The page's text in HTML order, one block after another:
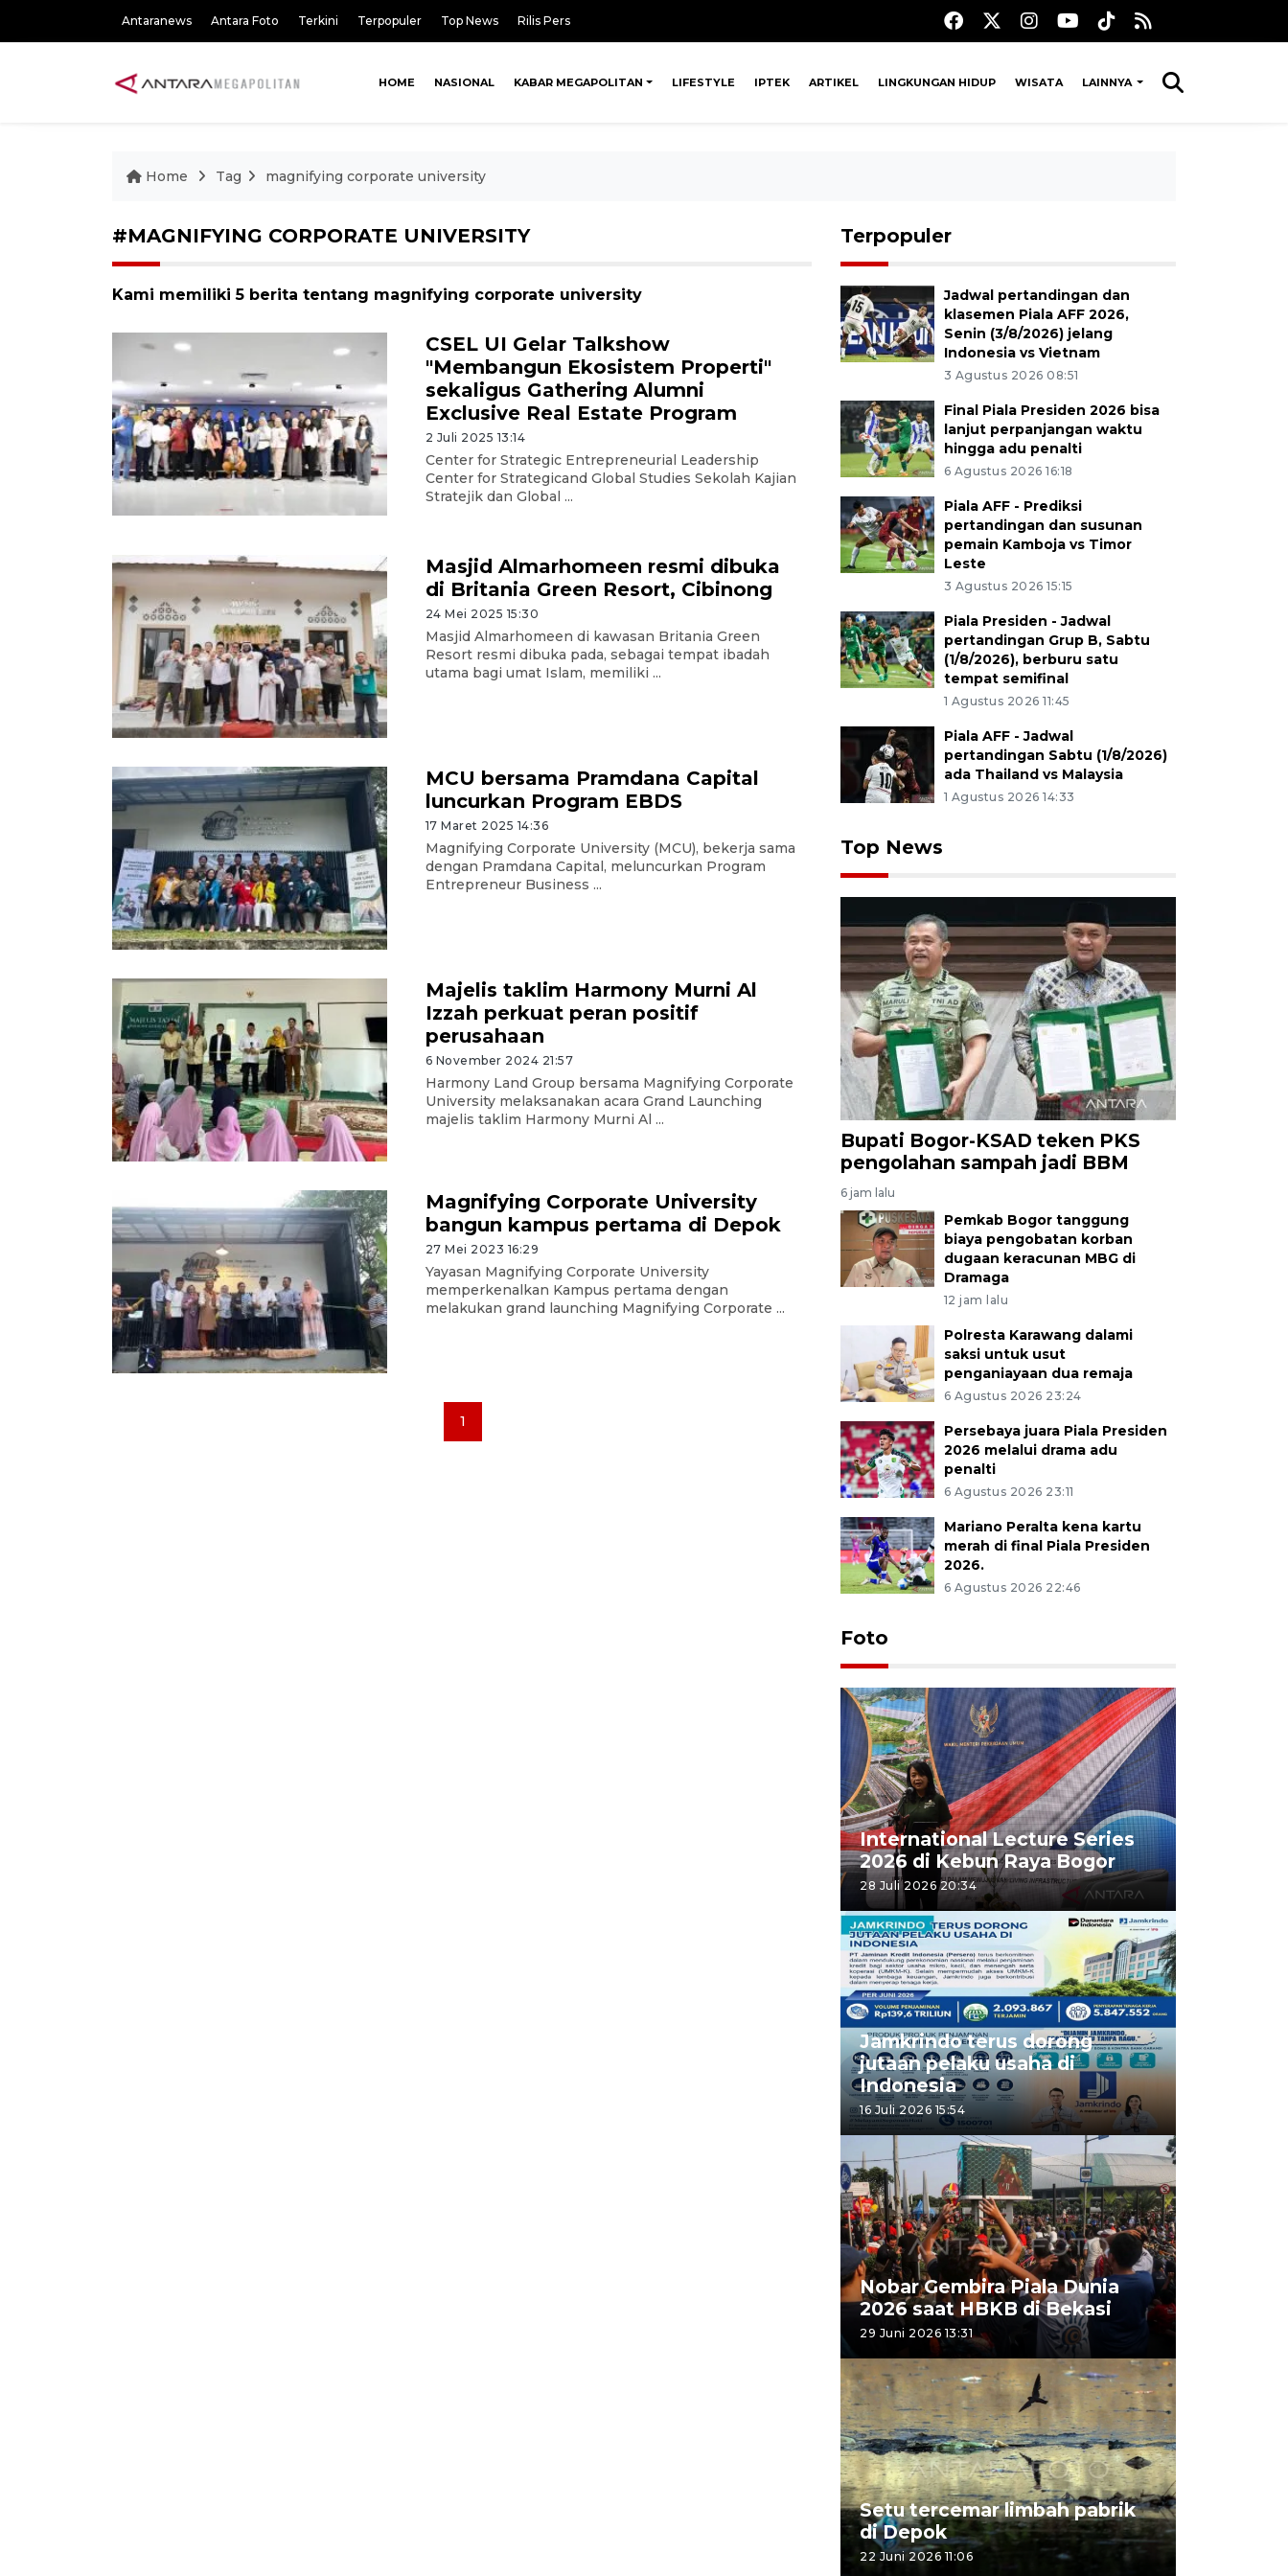
Antaranews Antara Foto Terkini Terpopuler Top News Rilis Pers
HOME NASIONAL KABAR MEGAPOLITAN LIFESTYLE IPTEK ARTIKEL LINGKUNGAN HIDUP WISATA LAINNYA
Home Tag magnifying corporate university
#MAGNIFYING CORPORATE UNIVERSITY
Kami memiliki 5 berita tentang magnifying corporate university
CSEL UI Gelar Talkshow
"Membangun Ekosistem Properti"
sekaligus Gathering Alumni
Exclusive Real Estate Program
2 Juli 2025 13:14
Center for Strategic Entrepreneurial Leadership
Center for Strategicand Global Studies Sekolah Kajian
Stratejik dan Global ...
Masjid Almarhomeen resmi dibuka
di Britania Green Resort, Cibinong
24 Mei 2025 15:30
Masjid Almarhomeen di kawasan Britania Green
Resort resmi dibuka pada, sebagai tempat ibadah
utama bagi umat Islam, memiliki ...
MCU bersama Pramdana Capital
luncurkan Program EBDS
17 Maret 2025 14:36
Magnifying Corporate University (MCU), bekerja sama
dengan Pramdana Capital, meluncurkan Program
Entrepreneur Business ...
Majelis taklim Harmony Murni Al
Izzah perkuat peran positif
perusahaan
6 November 2024 21:57
Harmony Land Group bersama Magnifying Corporate
University melaksanakan acara Grand Launching
majelis taklim Harmony Murni Al ...
Magnifying Corporate University
bangun kampus pertama di Depok
27 Mei 2023 16:29
Yayasan Magnifying Corporate University
memperkenalkan Kampus pertama dengan
melakukan grand launching Magnifying Corporate ...
1
Terpopuler
Jadwal pertandingan dan
klasemen Piala AFF 2026,
Senin (3/8/2026) jelang
Indonesia vs Vietnam
3 Agustus 2026 08:51
Final Piala Presiden 2026 bisa
lanjut perpanjangan waktu
hingga adu penalti
6 Agustus 2026 16:18
Piala AFF - Prediksi
pertandingan dan susunan
pemain Kamboja vs Timor
Leste
3 Agustus 2026 15:15
Piala Presiden - Jadwal
pertandingan Grup B, Sabtu
(1/8/2026), berburu satu
tempat semifinal
1 Agustus 2026 11:45
Piala AFF - Jadwal
pertandingan Sabtu (1/8/2026)
ada Thailand vs Malaysia
1 Agustus 2026 14:33
Top News
Bupati Bogor-KSAD teken PKS
pengolahan sampah jadi BBM
6 jam lalu
Pemkab Bogor tanggung
biaya pengobatan korban
dugaan keracunan MBG di
Dramaga
12 jam lalu
Polresta Karawang dalami
saksi untuk usut
penganiayaan dua remaja
6 Agustus 2026 23:24
Persebaya juara Piala Presiden
2026 melalui drama adu
penalti
6 Agustus 2026 23:11
Mariano Peralta kena kartu
merah di final Piala Presiden
2026.
6 Agustus 2026 22:46
Foto
International Lecture Series
2026 di Kebun Raya Bogor
28 Juli 2026 20:34
Jamkrindo terus dorong
jutaan pelaku usaha di
Indonesia
16 Juli 2026 15:54
Nobar Gembira Piala Dunia
2026 saat HBKB di Bekasi
29 Juni 2026 13:31
Setu tercemar limbah pabrik
di Depok
22 Juni 2026 11:06